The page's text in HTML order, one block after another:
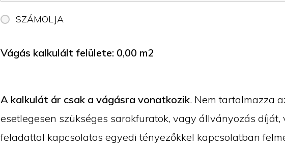
SZÁMOLJA
Vágás kalkulált felülete: 0,00 m2
A kalkulát ár csak a vágásra vonatkozik. Nem tartalmazza
esetlegesen szükséges sarokfuratok, vagy állványozás díját,
feladattal kapcsolatos egyedi tényezőkkel kapcsolatban